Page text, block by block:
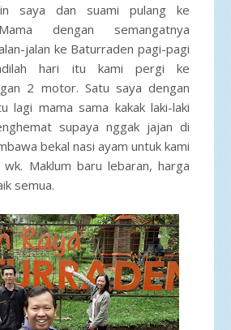
saya dan suami pulang ke
dengan semangatnya
jalan ke Baturraden pagi-pagi
hari itu kami pergi ke
2 motor. Satu saya dengan
lagi mama sama kakak laki-laki
supaya nggak jajan di
bekal nasi ayam untuk kami
Maklum baru lebaran, harga
semua.